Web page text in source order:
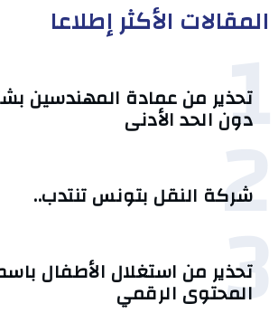
المقالات الأكثر إطلاعا
1
تحذير من عمادة المهندسين
دون الحد الأدنى
2
شركة النقل بتونس تنتدب..
3
تحذير من استغلال الأطفال
المحتوى الرقمي